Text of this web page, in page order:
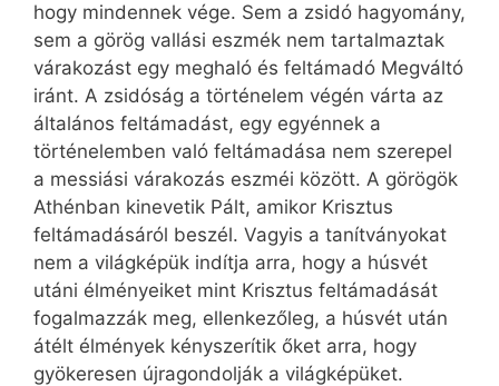
hogy mindennek vége. Sem a zsidó hagyomány,
sem a görög vallási eszmék nem tartalmaztak
várakozást egy meghaló és feltámadó Megváltó
iránt. A zsidóság a történelem végén várta az
általános feltámadást, egy egyénnek a
történelemben való feltámadása nem szerepel
a messiási várakozás eszméi között. A görögök
Athénban kinevetik Pált, amikor Krisztus
feltámadásáról beszél. Vagyis a tanítványokat
nem a világképük indítja arra, hogy a húsvét
utáni élményeiket mint Krisztus feltámadását
fogalmazzák meg, ellenkezőleg, a húsvét után
átélt élmények kényszerítik őket arra, hogy
gyökeresen újragondolják a világképüket.